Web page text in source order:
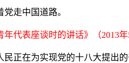
走中国道路。
代表座谈时的讲话》（2013
民正在为实现党的十八大提出